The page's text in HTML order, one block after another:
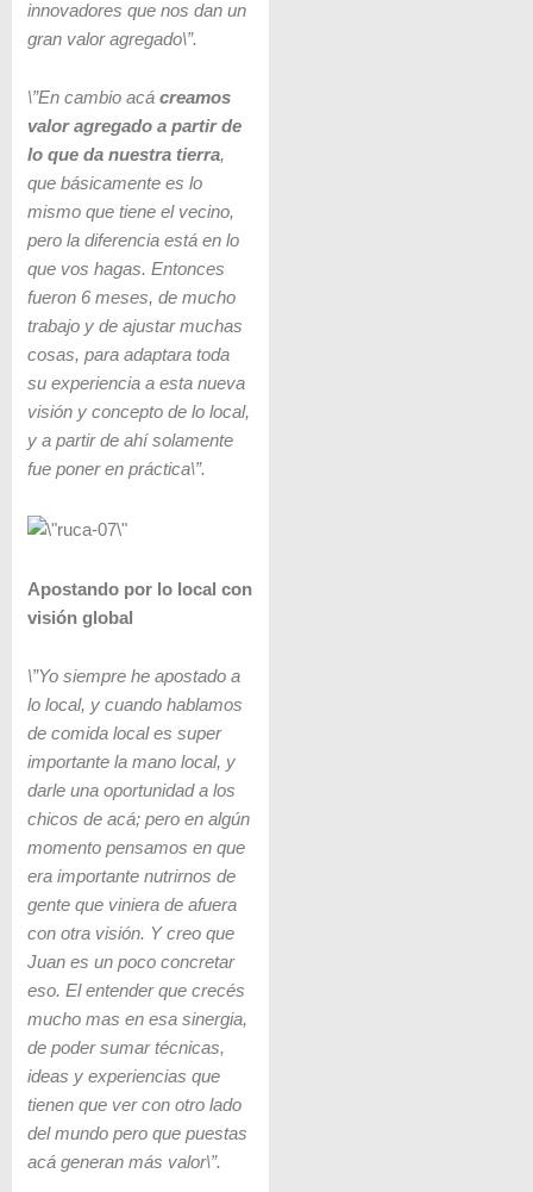
innovadores que nos dan un
gran valor agregado\”.
\”En cambio acá creamos
valor agregado a partir de
lo que da nuestra tierra,
que básicamente es lo
mismo que tiene el vecino,
pero la diferencia está en lo
que vos hagas. Entonces
fueron 6 meses, de mucho
trabajo y de ajustar muchas
cosas, para adaptara toda
su experiencia a esta nueva
visión y concepto de lo local,
y a partir de ahí solamente
fue poner en práctica\”.
Apostando por lo local con
visión global
\”Yo siempre he apostado a
lo local, y cuando hablamos
de comida local es super
importante la mano local, y
darle una oportunidad a los
chicos de acá; pero en algún
momento pensamos en que
era importante nutrirnos de
gente que viniera de afuera
con otra visión. Y creo que
Juan es un poco concretar
eso. El entender que crecés
mucho mas en esa sinergia,
de poder sumar técnicas,
ideas y experiencias que
tienen que ver con otro lado
del mundo pero que puestas
acá generan más valor\”.